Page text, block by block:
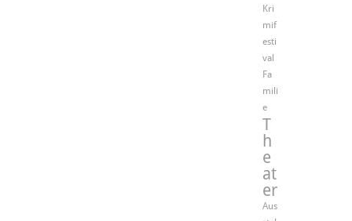
Kri
mif
esti
val
Fa
mili
e
T
h
e
at
er
Aus